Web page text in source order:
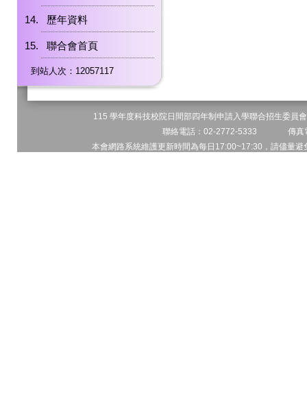
歷年資料
聯合會首頁
到站人次：12057117
115 學年度科技校院日間部四年制申請入學聯合招生委
聯絡電話：02-2772-5333 傳
本會網路系統維護更新時間為每日17:00~17:30，請儘量